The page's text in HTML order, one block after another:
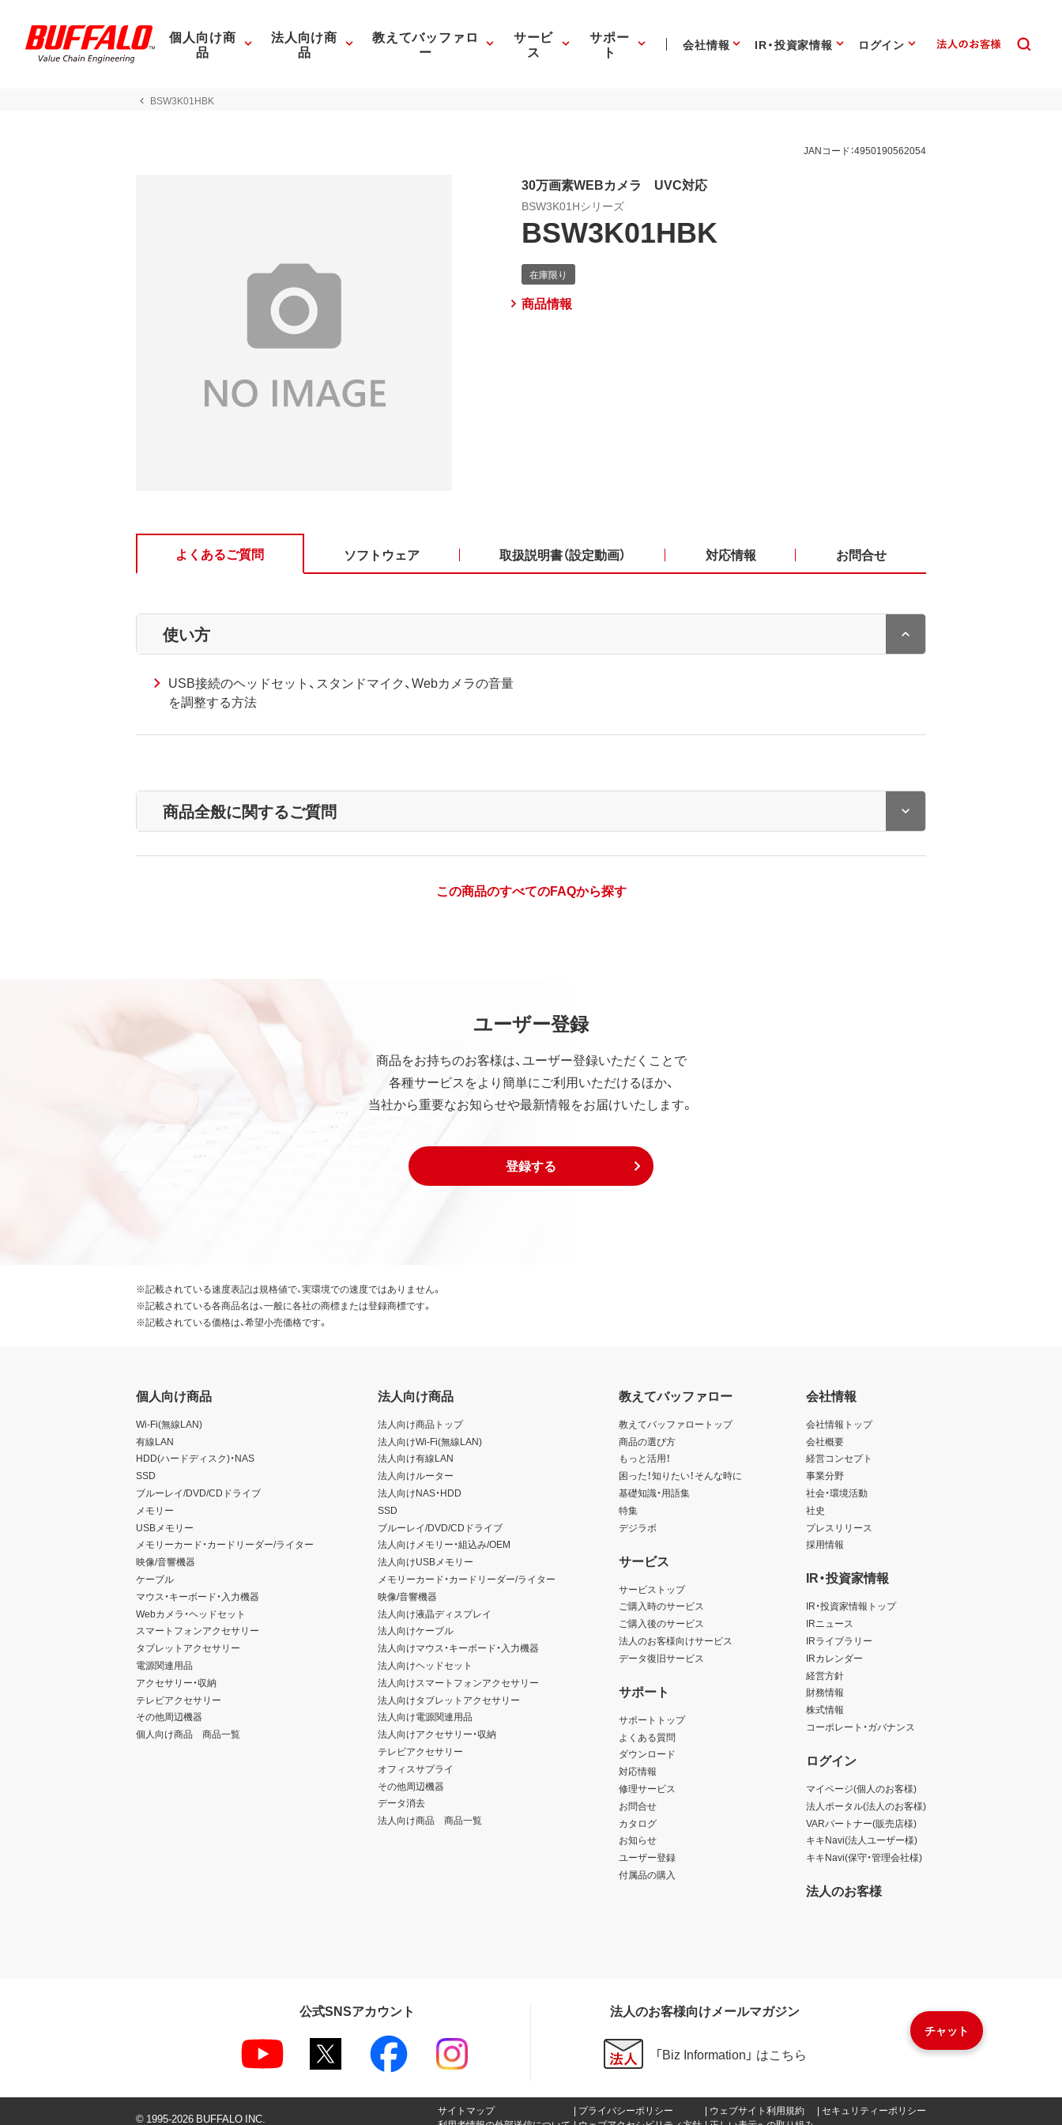
個人向け商
品
法人向け商
品
教えてバッファロ
ー
サービ
ス
サポー
ト 会社情報 IR・投資家情報 ログイン
BSW3K01HBK
JANコード：4950190562054
30万画素WEBカメラ UVC対応
BSW3K01Hシリーズ
BSW3K01HBK
商品情報
よくあるご質問 ソフトウェア 取扱説明書（設定動画） 対応情報 お問合せ
使い方
USB接続のヘッドセット、スタンドマイク、Webカメラの音量
を調整する方法
商品全般に関するご質問
この商品のすべてのFAQから探す
ユーザー登録
商品をお持ちのお客様は、ユーザー登録いただくことで
各種サービスをより簡単にご利用いただけるほか、
当社から重要なお知らせや最新情報をお届けいたします。
登録する
チャット
※記載されている速度表記は規格値で、実環境での速度ではありません。
※記載されている各商品名は、一般に各社の商標または登録商標です。
※記載されている価格は、希望小売価格です。
個人向け商品
Wi-Fi(無線LAN)
有線LAN
HDD(ハードディスク)・NAS
SSD
ブルーレイ/DVD/CDドライブ
メモリー
USBメモリー
メモリーカード・カードリーダー/ライター
映像/音響機器
ケーブル
マウス・キーボード・入力機器
Webカメラ・ヘッドセット
スマートフォンアクセサリー
タブレットアクセサリー
電源関連用品
アクセサリー・収納
テレビアクセサリー
その他周辺機器
個人向け商品 商品一覧
法人向け商品
法人向け商品トップ
法人向けWi-Fi(無線LAN)
法人向け有線LAN
法人向けルーター
法人向けNAS・HDD
SSD
ブルーレイ/DVD/CDドライブ
法人向けメモリー・組込み/OEM
法人向けUSBメモリー
メモリーカード・カードリーダー/ライター
映像/音響機器
法人向け液晶ディスプレイ
法人向けケーブル
法人向けマウス・キーボード・入力機器
法人向けヘッドセット
法人向けスマートフォンアクセサリー
法人向けタブレットアクセサリー
法人向け電源関連用品
法人向けアクセサリー・収納
テレビアクセサリー
オフィスサプライ
その他周辺機器
データ消去
法人向け商品 商品一覧
教えてバッファロー
教えてバッファロートップ
商品の選び方
もっと活用！
困った！知りたい！そんな時に
基礎知識・用語集
特集
デジラボ
サービス
サービストップ
ご購入時のサービス
ご購入後のサービス
法人のお客様向けサービス
データ復旧サービス
サポート
サポートトップ
よくある質問
ダウンロード
対応情報
修理サービス
お問合せ
カタログ
お知らせ
ユーザー登録
付属品の購入
会社情報
会社情報トップ
会社概要
経営コンセプト
事業分野
社会・環境活動
社史
プレスリリース
採用情報
IR・投資家情報
IR・投資家情報トップ
IRニュース
IRライブラリー
IRカレンダー
経営方針
財務情報
株式情報
コーポレート・ガバナンス
ログイン
マイページ(個人のお客様)
法人ポータル(法人のお客様)
VARパートナー(販売店様)
キキNavi(法人ユーザー様)
キキNavi(保守・管理会社様)
法人のお客様
公式SNSアカウント 法人のお客様向けメールマガジン
「Biz Information」 はこちら
サイトマップ プライバシーポリシー ウェブサイト利用規約
セキュリティーポリシー
© 1995-2026 BUFFALO INC.